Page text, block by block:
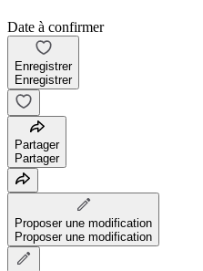
Date à confirmer
Enregistrer
Enregistrer
Partager
Partager
Proposer une modification
Proposer une modification